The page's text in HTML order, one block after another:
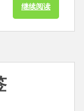
继续阅读